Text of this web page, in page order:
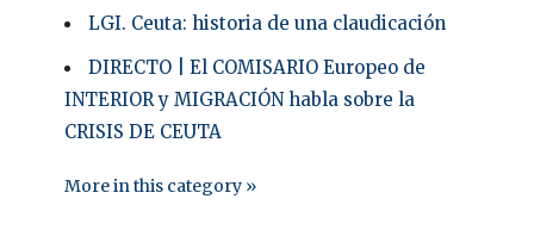
LGI. Ceuta: historia de una claudicación
DIRECTO | El COMISARIO Europeo de
INTERIOR y MIGRACIÓN habla sobre la
CRISIS DE CEUTA
More in this category »